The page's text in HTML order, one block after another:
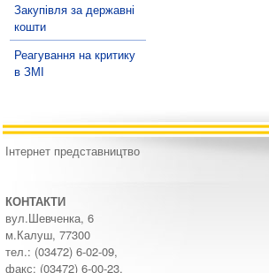
Закупівля за державні
кошти
Реагування на критику
в ЗМІ
Інтернет представництво
КОНТАКТИ
вул.Шевченка, 6
м.Калуш, 77300
тел.: (03472) 6-02-09,
факс: (03472) 6-00-23,